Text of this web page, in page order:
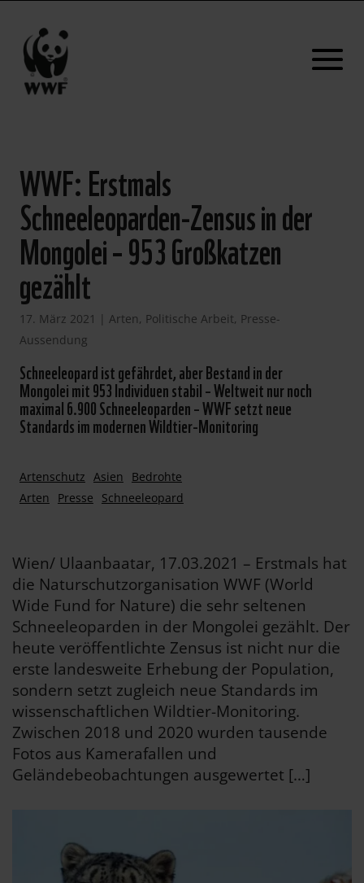
WWF: Erstmals
Schneeleoparden-Zensus in der
Mongolei – 953 Großkatzen
gezählt
17. März 2021 | Arten, Politische Arbeit, Presse-
Aussendung
Schneeleopard ist gefährdet, aber Bestand in der
Mongolei mit 953 Individuen stabil – Weltweit nur noch
maximal 6.900 Schneeleoparden – WWF setzt neue
Standards im modernen Wildtier-Monitoring
Artenschutz Asien
Bedrohte
Arten
Presse Schneeleopard
Wien/ Ulaanbaatar, 17.03.2021 – Erstmals hat
die Naturschutzorganisation WWF (World
Wide Fund for Nature) die sehr seltenen
Schneeleoparden in der Mongolei gezählt. Der
heute veröffentlichte Zensus ist nicht nur die
erste landesweite Erhebung der Population,
sondern setzt zugleich neue Standards im
wissenschaftlichen Wildtier-Monitoring.
Zwischen 2018 und 2020 wurden tausende
Fotos aus Kamerafallen und
Geländebeobachtungen ausgewertet […]